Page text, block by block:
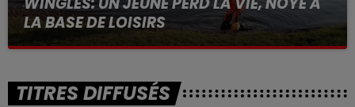
LA BASE DE LOISIRS
La victime a coulé à pic
TITRES DIFFUSÉS